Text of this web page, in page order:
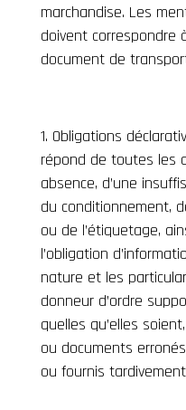
marchandise. Les
doivent correspondre
document de
Obligations
répond de toutes les
absence, d’une
du conditionnement,
ou de l’étiquetage,
l’obligation
nature et les
donneur d’ordre
quelles qu’elles
ou documents
ou fournis